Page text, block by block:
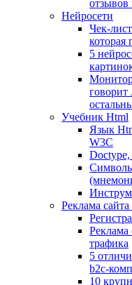
отзывов
Нейросети
Чек-
которая
5
говорит
Учебник Html
Язык
W3C
Реклама
Реклама
трафика
5
b2c-
10